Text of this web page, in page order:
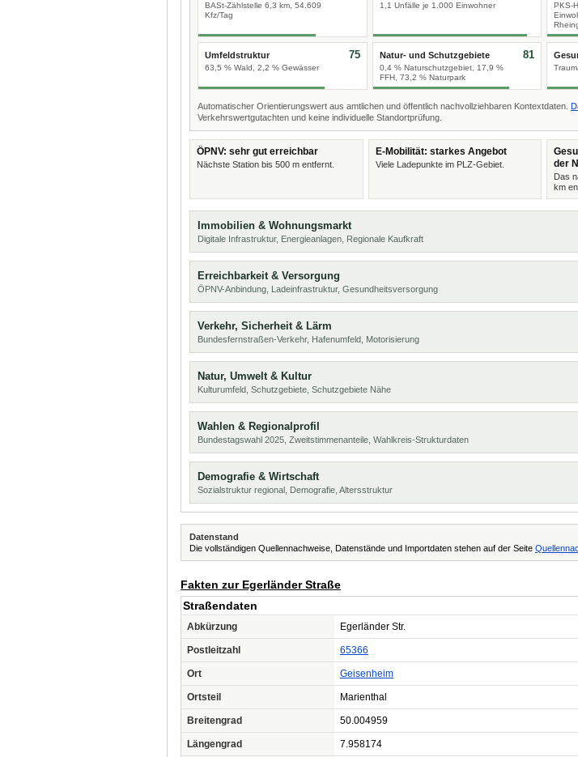
BASt-Zählstelle 6,3 km, 54.609
Kfz/Tag
1,1 Unfälle je 1.000 Einwohner
PKS-
Umfeldstruktur
63,5 % Wald, 2,2 % Gewässer
75 Natur- und Schutzgebiete
0,4 % Naturschutzgebiet, 17,9 %
FFH, 73,2 % Naturpark
81
Automatischer Orientierungswert aus amtlichen und öffentlich nachvollziehbaren Kontextdaten.
Verkehrswertgutachten und keine individuelle Standortprüfung.
ÖPNV: sehr gut erreichbar
Nächste Station bis 500 m entfernt.
E-Mobilität: starkes Angebot
Viele Ladepunkte im PLZ-Gebiet.
der
Das
km
Immobilien & Wohnungsmarkt
Digitale Infrastruktur, Energieanlagen, Regionale Kaufkraft
Erreichbarkeit & Versorgung
ÖPNV-Anbindung, Ladeinfrastruktur, Gesundheitsversorgung
Verkehr, Sicherheit & Lärm
Bundesfernstraßen-Verkehr, Hafenumfeld, Motorisierung
Natur, Umwelt & Kultur
Kulturumfeld, Schutzgebiete, Schutzgebiete Nähe
Wahlen & Regionalprofil
Bundestagswahl 2025, Zweitstimmenanteile, Wahlkreis-Strukturdaten
Demografie & Wirtschaft
Sozialstruktur regional, Demografie, Altersstruktur
Datenstand
Die vollständigen Quellennachweise, Datenstände und Importdaten stehen auf der Seite
Fakten zur Egerländer Straße
Straßendaten
Abkürzung Egerländer Str.
Postleitzahl 65366
Ort Geisenheim
Ortsteil Marienthal
Breitengrad 50.004959
Längengrad 7.958174